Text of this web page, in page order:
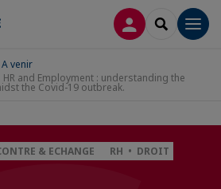
CONNEXION
A venir
and Employment : understanding the
the Covid-19 outbreak.
& ECHANGE RH • DROIT